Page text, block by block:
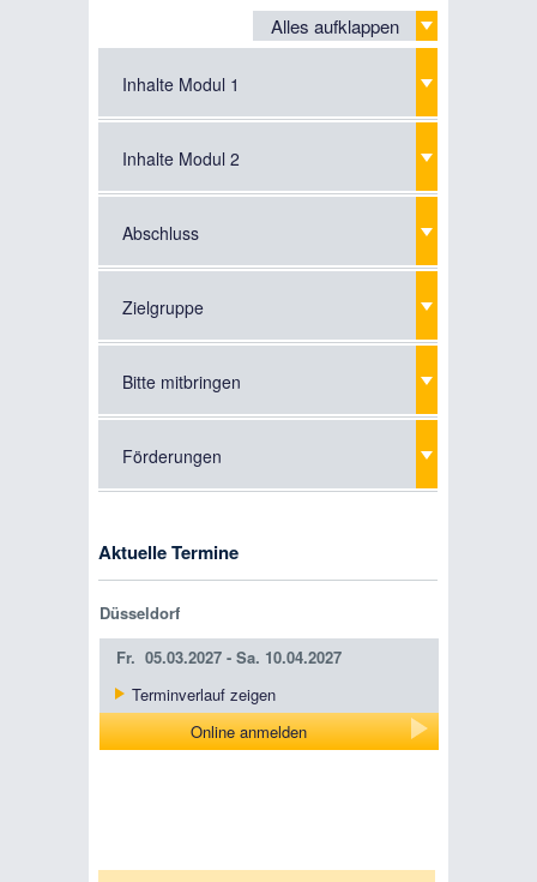
Alles aufklappen
Inhalte Modul 1
Inhalte Modul 2
Abschluss
Zielgruppe
Bitte mitbringen
Förderungen
Aktuelle Termine
Düsseldorf
Fr. 05.03.2027 - Sa. 10.04.2027
Terminverlauf zeigen
Online anmelden